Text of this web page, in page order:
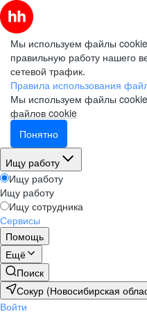
Мы используем файлы
правильную работу нашего
сетевой трафик.
Правила использования
Мы используем файлы
файлов cookie
Понятно
Ищу работу
Ищу работу
Ищу работу
Ищу сотрудника
Сервисы
Помощь
Ещё
Поиск
Сокур (Новосибирская
Войти